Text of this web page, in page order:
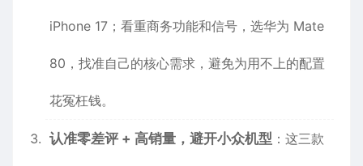
iPhone 17；看重商务功能和信号，选华为 Mate
80，找准自己的核心需求，避免为用不上的配置
花冤枉钱。
认准零差评 + 高销量，避开小众机型 ：这三款